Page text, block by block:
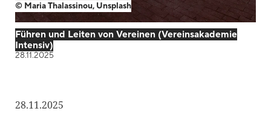
© Maria Thalassinou, Unsplash
Führen und Leiten von Vereinen (Vereinsakademie
Intensiv)
28.11.2025
28.11.2025
Suche